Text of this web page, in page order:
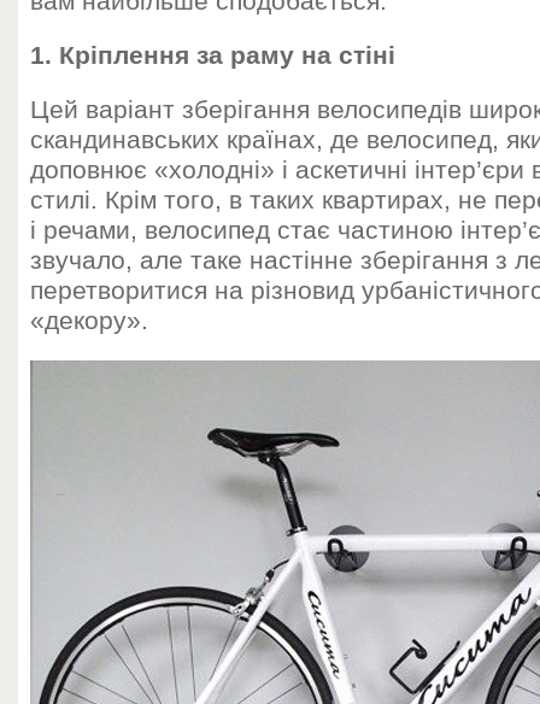
1. Кріплення за раму на стіні
Цей варіант зберігання велосипедів
скандинавських країнах, де велосипед,
доповнює «холодні» і аскетичні
стилі. Крім того, в таких квартирах, не
і речами, велосипед стає частиною
звучало, але таке настінне зберігання з
перетворитися на різновид
«декору».